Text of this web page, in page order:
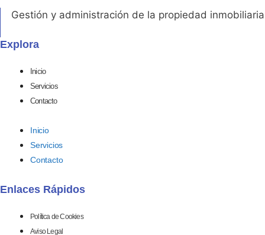
Gestión y administración de la propiedad inmobiliaria
Explora
Inicio
Servicios
Contacto
Inicio
Servicios
Contacto
Enlaces Rápidos
Política de Cookies
Aviso Legal